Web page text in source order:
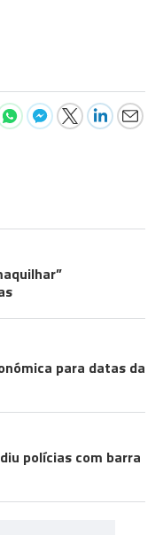
para datas da
polícias com barra